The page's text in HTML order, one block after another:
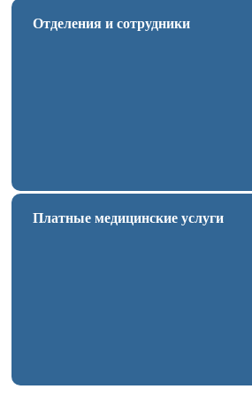
Отделения и сотрудники
Платные медицинские услуги